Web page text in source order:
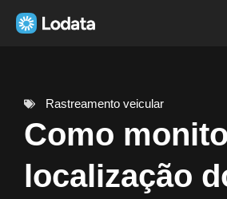
Rastreamento veicular
Como
localização